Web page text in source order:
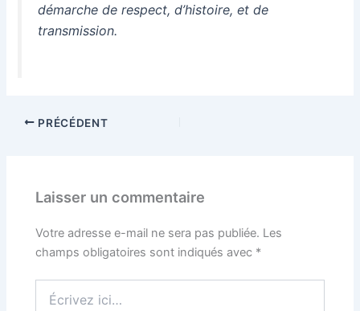
démarche de respect, d’histoire, et de
transmission.
PRÉCÉDENT
Laisser un commentaire
Votre adresse e-mail ne sera pas publiée. Les
champs obligatoires sont indiqués avec *
ici…